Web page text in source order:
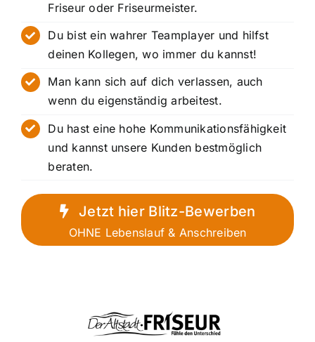
Friseur oder Friseurmeister.
Du bist ein wahrer Teamplayer und hilfst
deinen Kollegen, wo immer du kannst!
Man kann sich auf dich verlassen, auch
wenn du eigenständig arbeitest.
Du hast eine hohe Kommunikationsfähigkeit
und kannst unsere Kunden bestmöglich
beraten.
Jetzt hier Blitz-Bewerben
OHNE Lebenslauf & Anschreiben